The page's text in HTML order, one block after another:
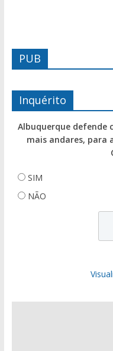
PUB
Inquérito
Albuquerque defende
mais andares,
SIM
NÃO